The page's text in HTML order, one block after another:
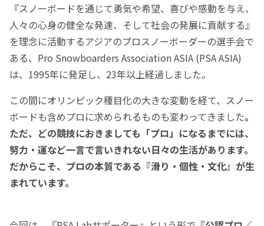
『スノーボードを通じて勇気や希望、喜びや感動を与え、
人々の心身の健全な発達、そして社会の発展に貢献する』
を理念に活動するアジアのプロスノーボーダーの選手会で
ある、Pro Snowboarders Association ASIA (PSA ASIA)
は、1995年に発足し、23年以上経過しました。
この間にオリンピック種目化の大きな変動を経て、スノー
ボードも含めプロに求められるものも変わってきました。
ただ、どの競技におきましても「プロ」になるまでには、
努力・運など一言で言いきれない日々の生活があります。
だからこそ、プロの本質である『滑り・個性・文化』が生
まれています。